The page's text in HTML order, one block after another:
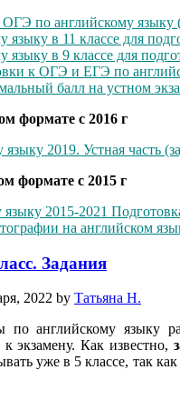
по английскому языку
языку в 11 классе для
языку в 9 классе для
к ОГЭ и ЕГЭ по
балл на устном
формате с 2016 г
2019. Устная часть
формате с 2015 г
2015-2021
на английском
Задания
2022 by Татьяна Н.
по английскому языку
экзамену. Как известно,
уже в 5 классе, так